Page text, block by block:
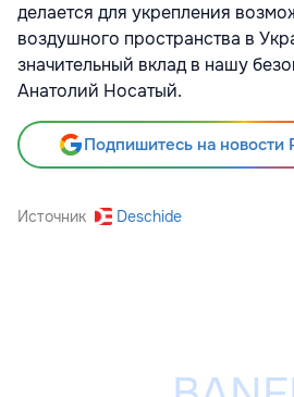
делается для укрепления
воздушного пространства в
значительный вклад в нашу
Анатолий Носатый.
Подпишитесь на новости
Источник Deschide